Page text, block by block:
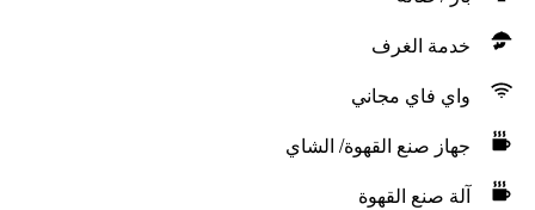
خدمة الغرف
واي فاي مجاني
جهاز صنع القهوة/ الشاي
آلة صنع القهوة